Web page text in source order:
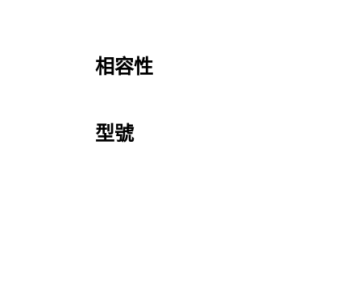
相容性
型號